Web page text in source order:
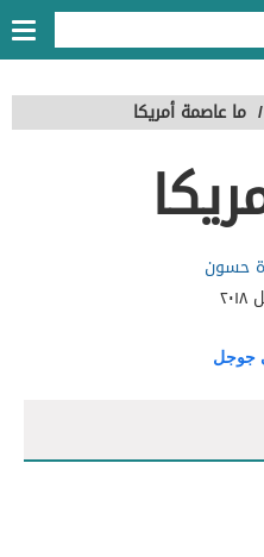
/ ما عاصمة أمريكا
حسون
جوجل